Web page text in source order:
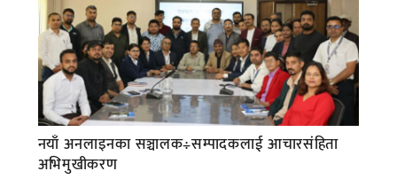
नयाँ अनलाइनका सञ्चालक÷सम्पादकलाई आचारसंहिता
अभिमुखीकरण